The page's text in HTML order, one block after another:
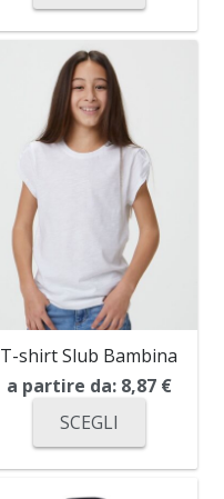
T-shirt Slub Bambina
a partire da: 8,87 €
SCEGLI